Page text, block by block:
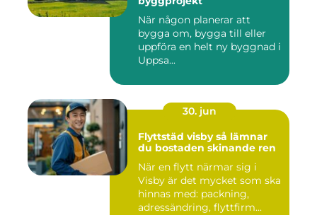
När någon planerar att
bygga om, bygga till eller
uppföra en helt ny byggnad i
Uppsa...
30. jun
Flyttstäd visby så lämnar
du bostaden skinande ren
När en flytt närmar sig i
Visby är det mycket som ska
hinnas med: packning,
adressändring, flyttfirm...